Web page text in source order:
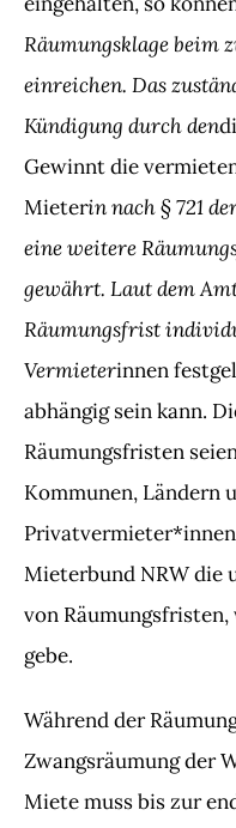
Räumungsklage beim
einreichen. Das
Kündigung durch den
Gewinnt die
Mieterin nach § 721
eine weitere
gewährt. Laut dem
Räumungsfrist
Vermieterinnen
abhängig sein kann.
Räumungsfristen
Kommunen, Ländern
Mieterbund NRW die
von
gebe.
Während der
Zwangsräumung der
Miete muss bis zur